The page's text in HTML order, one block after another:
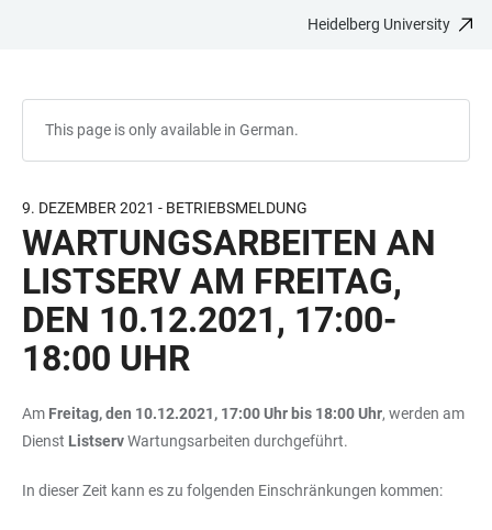
Heidelberg University
This page is only available in German.
9. DEZEMBER 2021 - BETRIEBSMELDUNG
WARTUNGSARBEITEN AN
LISTSERV AM FREITAG,
DEN 10.12.2021, 17:00-
18:00 UHR
Am Freitag, den 10.12.2021, 17:00 Uhr bis 18:00 Uhr, werden am
Dienst ListservWartungsarbeiten durchgeführt.
In dieser Zeit kann es zu folgenden Einschränkungen kommen: